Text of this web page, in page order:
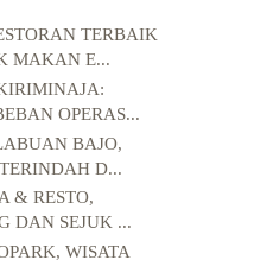
TERBAIK
MAKAN E...
OPERAS...
BAJO,
D...
& RESTO,
DAN SEJUK ...
WISATA